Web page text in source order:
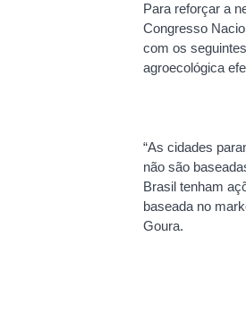
Para reforçar a
Congresso
com os
agroecológica
“As cidades
não são
Brasil tenham
baseada no
Goura.